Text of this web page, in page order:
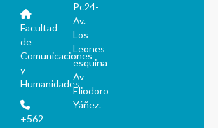
Facultad
de
Comunicaciones
y
Humanidades
+562
Pc24-
Av.
Los
Leones
esquina
Av
Eliodoro
Yáñez.